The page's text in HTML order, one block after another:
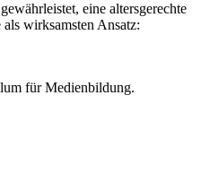
eine altersgerechte
wirksamsten Ansatz:
für Medienbildung.